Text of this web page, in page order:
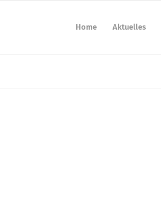
Home Aktuelles